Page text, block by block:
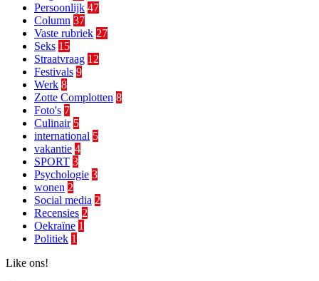
Persoonlijk 47
Column 37
Vaste rubriek 27
Seks 15
Straatvraag 12
Festivals 9
Werk 8
Zotte Complotten 8
Foto's 7
Culinair 5
international 5
vakantie 4
SPORT 3
Psychologie 3
wonen 2
Social media 2
Recensies 2
Oekraïne 1
Politiek 1
Like ons!